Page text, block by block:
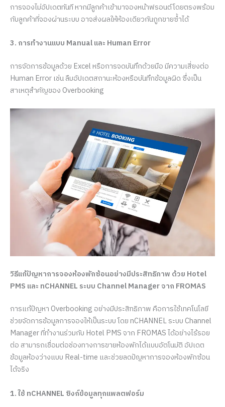
การจองไม่อัปเดตทันที หากมีลูกค้าเข้ามาจองหน้าฟรอนต์โดยตรงพร้อม
กับลูกค้าที่จองผ่านระบบ อาจส่งผลให้ห้องเดียวกันถูกขายซ้ำได้
3. การทำงานแบบ Manual และ Human Error
การจัดการข้อมูลด้วย Excel หรือการจดบันทึกด้วยมือ มีความเสี่ยงต่อ
Human Error เช่น ลืมอัปเดตสถานะห้องหรือบันทึกข้อมูลผิด ซึ่งเป็น
สาเหตุสำคัญของ Overbooking
วิธีแก้ปัญหาการจองห้องพักซ้อนอย่างมีประสิทธิภาพ ด้วย Hotel
PMS และ nCHANNEL ระบบ Channel Manager จาก FROMAS
การแก้ปัญหา Overbooking อย่างมีประสิทธิภาพ คือการใช้เทคโนโลยี
ช่วยจัดการข้อมูลการจองให้เป็นระบบ โดย nCHANNEL ระบบ Channel
Manager ที่ทำงานร่วมกับ Hotel PMS จาก FROMAS ได้อย่างไร้รอย
ต่อ สามารถเชื่อมต่อช่องทางการขายห้องพักได้แบบอัตโนมัติ อัปเดต
ข้อมูลห้องว่างแบบ Real-time และช่วยลดปัญหาการจองห้องพักซ้อน
ได้จริง
1. ใช้ nCHANNEL ซิงก์ข้อมูลทุกแพลตฟอร์ม